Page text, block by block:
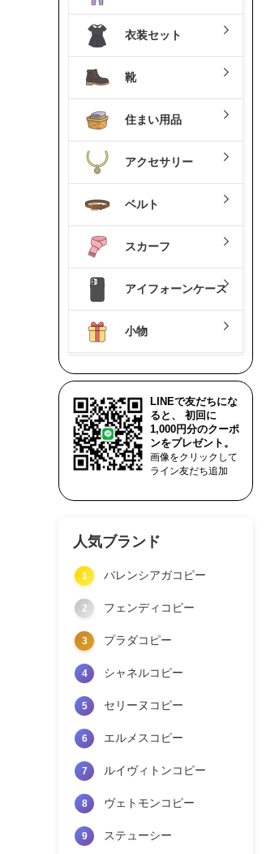
衣装セット
靴
住まい用品
アクセサリー
ベルト
スカーフ
アイフォーンケース
小物
LINEで友だちにな
ると、 初回に
1,000円分のクーポ
ンをプレゼント。
画像をクリックして
ライン友だち追加
人気ブランド
1 バレンシアガコピー
2 フェンディコピー
3 プラダコピー
4 シャネルコピー
5 セリーヌコピー
6 エルメスコピー
7 ルイヴィトンコピー
8 ヴェトモンコピー
9 ステューシー